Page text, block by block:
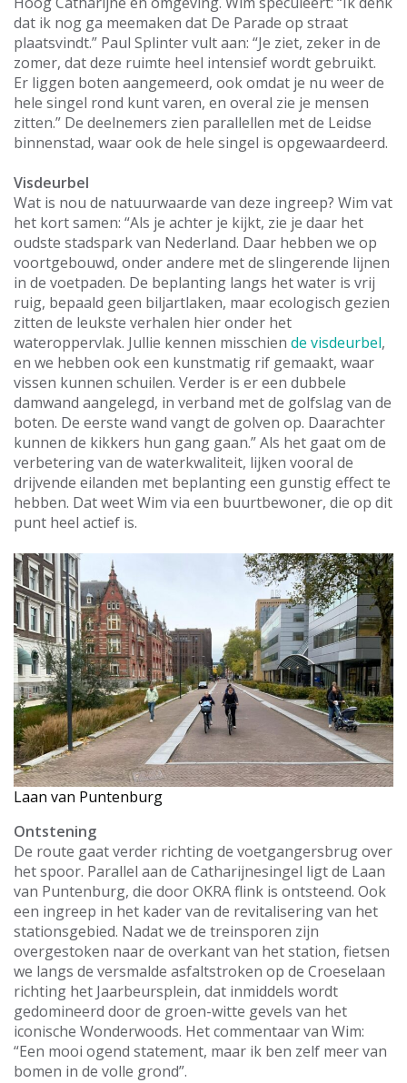
dat ik nog ga meemaken dat De Parade op straat
plaatsvindt.” Paul Splinter vult aan: “Je ziet, zeker in de
zomer, dat deze ruimte heel intensief wordt gebruikt.
Er liggen boten aangemeerd, ook omdat je nu weer de
hele singel rond kunt varen, en overal zie je mensen
zitten.” De deelnemers zien parallellen met de Leidse
binnenstad, waar ook de hele singel is opgewaardeerd.
Visdeurbel
Wat is nou de natuurwaarde van deze ingreep? Wim vat
het kort samen: “Als je achter je kijkt, zie je daar het
oudste stadspark van Nederland. Daar hebben we op
voortgebouwd, onder andere met de slingerende lijnen
in de voetpaden. De beplanting langs het water is vrij
ruig, bepaald geen biljartlaken, maar ecologisch gezien
zitten de leukste verhalen hier onder het
wateroppervlak. Jullie kennen misschien de visdeurbel,
en we hebben ook een kunstmatig rif gemaakt, waar
vissen kunnen schuilen. Verder is er een dubbele
damwand aangelegd, in verband met de golfslag van de
boten. De eerste wand vangt de golven op. Daarachter
kunnen de kikkers hun gang gaan.” Als het gaat om de
verbetering van de waterkwaliteit, lijken vooral de
drijvende eilanden met beplanting een gunstig effect te
hebben. Dat weet Wim via een buurtbewoner, die op dit
punt heel actief is.
Laan van Puntenburg
Ontstening
De route gaat verder richting de voetgangersbrug over
het spoor. Parallel aan de Catharijnesingel ligt de Laan
van Puntenburg, die door OKRA flink is ontsteend. Ook
een ingreep in het kader van de revitalisering van het
stationsgebied. Nadat we de treinsporen zijn
overgestoken naar de overkant van het station, fietsen
we langs de versmalde asfaltstroken op de Croeselaan
richting het Jaarbeursplein, dat inmiddels wordt
gedomineerd door de groen-witte gevels van het
iconische Wonderwoods. Het commentaar van Wim:
“Een mooi ogend statement, maar ik ben zelf meer van
bomen in de volle grond”.